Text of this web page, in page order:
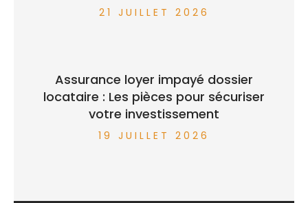
21 JUILLET 2026
Assurance loyer impayé dossier
locataire : Les pièces pour sécuriser
votre investissement
19 JUILLET 2026